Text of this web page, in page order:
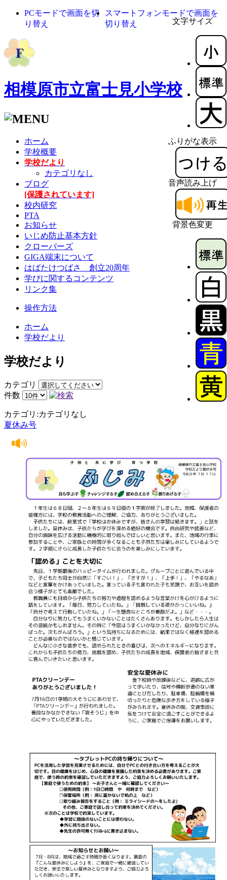
文字サイズ
ふりがな表示
音声読み上げ
背景色変更
PCモードで画面を切
り替え
スマートフォンモードで画面を
切り替え
相模原市立富士見小学校
ホーム
学校概要
学校だより
カテゴリなし
ブログ
[保護されています]
校内研究
PTA
お知らせ
いじめ防止基本方針
クローバーズ
GIGA端末について
はばたけつばさ 創立20周年
学びに関するコンテンツ
リンク集
操作方法
ホーム
学校だより
学校だより
カテゴリ
件数
カテゴリ:カテゴリなし
夏休み号